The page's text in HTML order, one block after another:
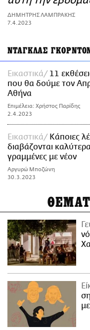
ΑΜΠΑ
PRINT
ΔΗΜΗΤΡΗΣ ΛΑΜΠΡΑΚΗΣ
7.4.2023
ΝΤΑΓΚΛΑΣ
Εικαστικά
11
που θα δούμε τον
Αθήνα
Επιμέλεια: Χρήστος Παρίδης
2.4.2023
Εικαστικά
Κάποιες
διαβάζονται καλύτερα
γραμμένες με νέον
Αργυρώ Μποζώνη
30.3.2023